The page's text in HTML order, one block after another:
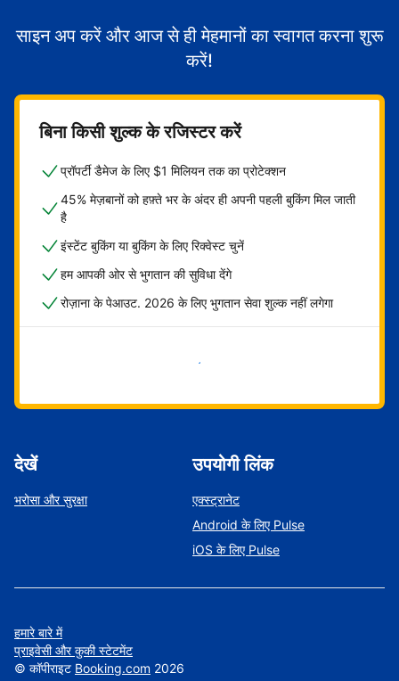
साइन अप करें और आज से ही मेहमानों का स्वागत करना शुरू
करें!
बिना किसी शुल्क के रजिस्टर करें
प्रॉपर्टी डैमेज के लिए $1 मिलियन तक का प्रोटेक्शन
45% मेज़बानों को हफ़्ते भर के अंदर ही अपनी पहली बुकिंग मिल जाती
है
इंस्टेंट बुकिंग या बुकिंग के लिए रिक्वेस्ट चुनें
हम आपकी ओर से भुगतान की सुविधा देंगे
रोज़ाना के पेआउट. 2026 के लिए भुगतान सेवा शुल्क नहीं लगेगा
अभी शुरू करें
देखें
भरोसा और सुरक्षा
उपयोगी लिंक
एक्स्ट्रानेट
Android के लिए Pulse
iOS के लिए Pulse
हमारे बारे में
प्राइवेसी और कुकी स्टेटमेंट
© कॉपीराइट Booking.com 2026